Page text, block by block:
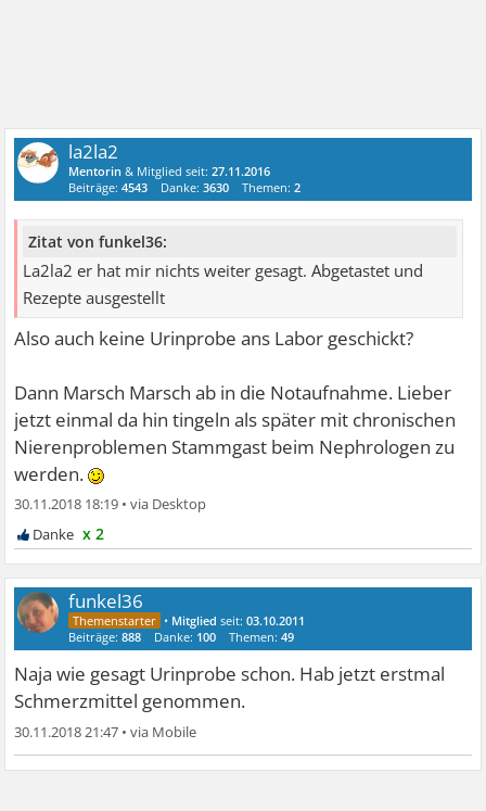
la2la2
Mentorin & Mitglied seit:27.11.2016
Beiträge:4543 Danke:3630 Themen:2
Zitat von funkel36:
La2la2 er hat mir nichts weiter gesagt. Abgetastet und
Rezepte ausgestellt
Also auch keine Urinprobe ans Labor geschickt?
Dann Marsch Marsch ab in die Notaufnahme. Lieber
jetzt einmal da hin tingeln als später mit chronischen
Nierenproblemen Stammgast beim Nephrologen zu
werden.
30.11.2018 18:19 •
x 2
funkel36
• Mitglied seit:03.10.2011
Beiträge:888 Danke: 100 Themen:49
Naja wie gesagt Urinprobe schon. Hab jetzt erstmal
Schmerzmittel genommen.
30.11.2018 21:47 •